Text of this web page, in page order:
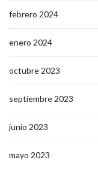
febrero 2024
enero 2024
octubre 2023
septiembre 2023
junio 2023
mayo 2023